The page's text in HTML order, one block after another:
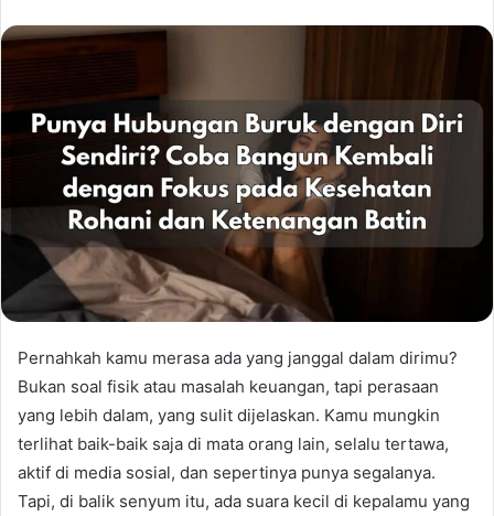
Pernahkah kamu merasa ada yang janggal dalam dirimu?
Bukan soal fisik atau masalah keuangan, tapi perasaan
yang lebih dalam, yang sulit dijelaskan. Kamu mungkin
terlihat baik-baik saja di mata orang lain, selalu tertawa,
aktif di media sosial, dan sepertinya punya segalanya.
Tapi, di balik senyum itu, ada suara kecil di kepalamu yang